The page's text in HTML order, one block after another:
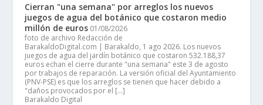
Cierran "una semana" por arreglos los nuevos
juegos de agua del botánico que costaron medio
millón de euros 01/08/2026
foto de archivo Redacción de
BarakaldoDigital.com | Barakaldo, 1 ago 2026. Los nuevos
juegos de agua del jardín botánico que costaron 532.188,37
euros echan el cierre durante "una semana" este 3 de agosto
por trabajos de reparación. La versión oficial del Ayuntamiento
(PNV-PSE) es que los arreglos se tienen que hacer debido a
"daños provocados por el […]
Barakaldo Digital